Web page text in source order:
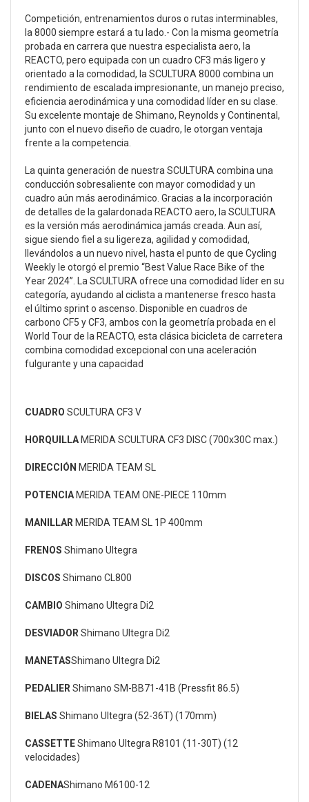
Competición, entrenamientos duros o rutas interminables,
la 8000 siempre estará a tu lado.- Con la misma geometría
probada en carrera que nuestra especialista aero, la
REACTO, pero equipada con un cuadro CF3 más ligero y
orientado a la comodidad, la SCULTURA 8000 combina un
rendimiento de escalada impresionante, un manejo preciso,
eficiencia aerodinámica y una comodidad líder en su clase.
Su excelente montaje de Shimano, Reynolds y Continental,
junto con el nuevo diseño de cuadro, le otorgan ventaja
frente a la competencia.
La quinta generación de nuestra SCULTURA combina una
conducción sobresaliente con mayor comodidad y un
cuadro aún más aerodinámico. Gracias a la incorporación
de detalles de la galardonada REACTO aero, la SCULTURA
es la versión más aerodinámica jamás creada. Aun así,
sigue siendo fiel a su ligereza, agilidad y comodidad,
llevándolos a un nuevo nivel, hasta el punto de que Cycling
Weekly le otorgó el premio “Best Value Race Bike of the
Year 2024”. La SCULTURA ofrece una comodidad líder en su
categoría, ayudando al ciclista a mantenerse fresco hasta
el último sprint o ascenso. Disponible en cuadros de
carbono CF5 y CF3, ambos con la geometría probada en el
World Tour de la REACTO, esta clásica bicicleta de carretera
combina comodidad excepcional con una aceleración
fulgurante y una capacidad
CUADRO SCULTURA CF3 V
HORQUILLA MERIDA SCULTURA CF3 DISC (700x30C max.)
DIRECCIÓN MERIDA TEAM SL
POTENCIA MERIDA TEAM ONE-PIECE 110mm
MANILLAR MERIDA TEAM SL 1P 400mm
FRENOS Shimano Ultegra
DISCOS Shimano CL800
CAMBIO Shimano Ultegra Di2
DESVIADOR Shimano Ultegra Di2
MANETASShimano Ultegra Di2
PEDALIER Shimano SM-BB71-41B (Pressfit 86.5)
BIELAS Shimano Ultegra (52-36T) (170mm)
CASSETTEShimano Ultegra R8101 (11-30T) (12
velocidades)
CADENAShimano M6100-12